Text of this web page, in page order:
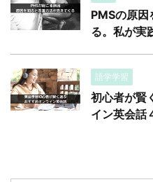
PMSの原因
る。私が実
語学学習
初心者が賢
イン英会話